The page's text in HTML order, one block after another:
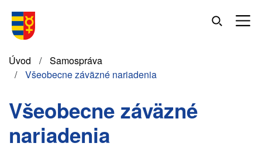
hlavný
Omrvinka
Úvod
Samospráva
Všeobecne záväzné nariadenia
Všeobecne záväzné
nariadenia